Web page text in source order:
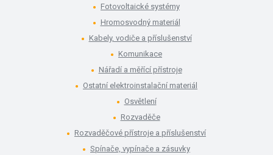
Fotovoltaické systémy
Hromosvodný materiál
Kabely, vodiče a příslušenství
Komunikace
Nářadí a měřící přístroje
Ostatní elektroinstalační materiál
Osvětlení
Rozvaděče
Rozvaděčové přístroje a příslušenství
Spínače, vypínače a zásuvky